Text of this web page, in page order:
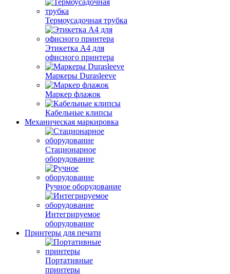
Термоусадочная трубка
Этикетка А4 для
офисного принтера
Маркеры Durasleeve
Маркер флажок
Кабельные клипсы
Механическая маркировка
Стационарное
оборудование
Ручное оборудование
Интегрируемое
оборудование
Принтеры для печати
Портативные
принтеры